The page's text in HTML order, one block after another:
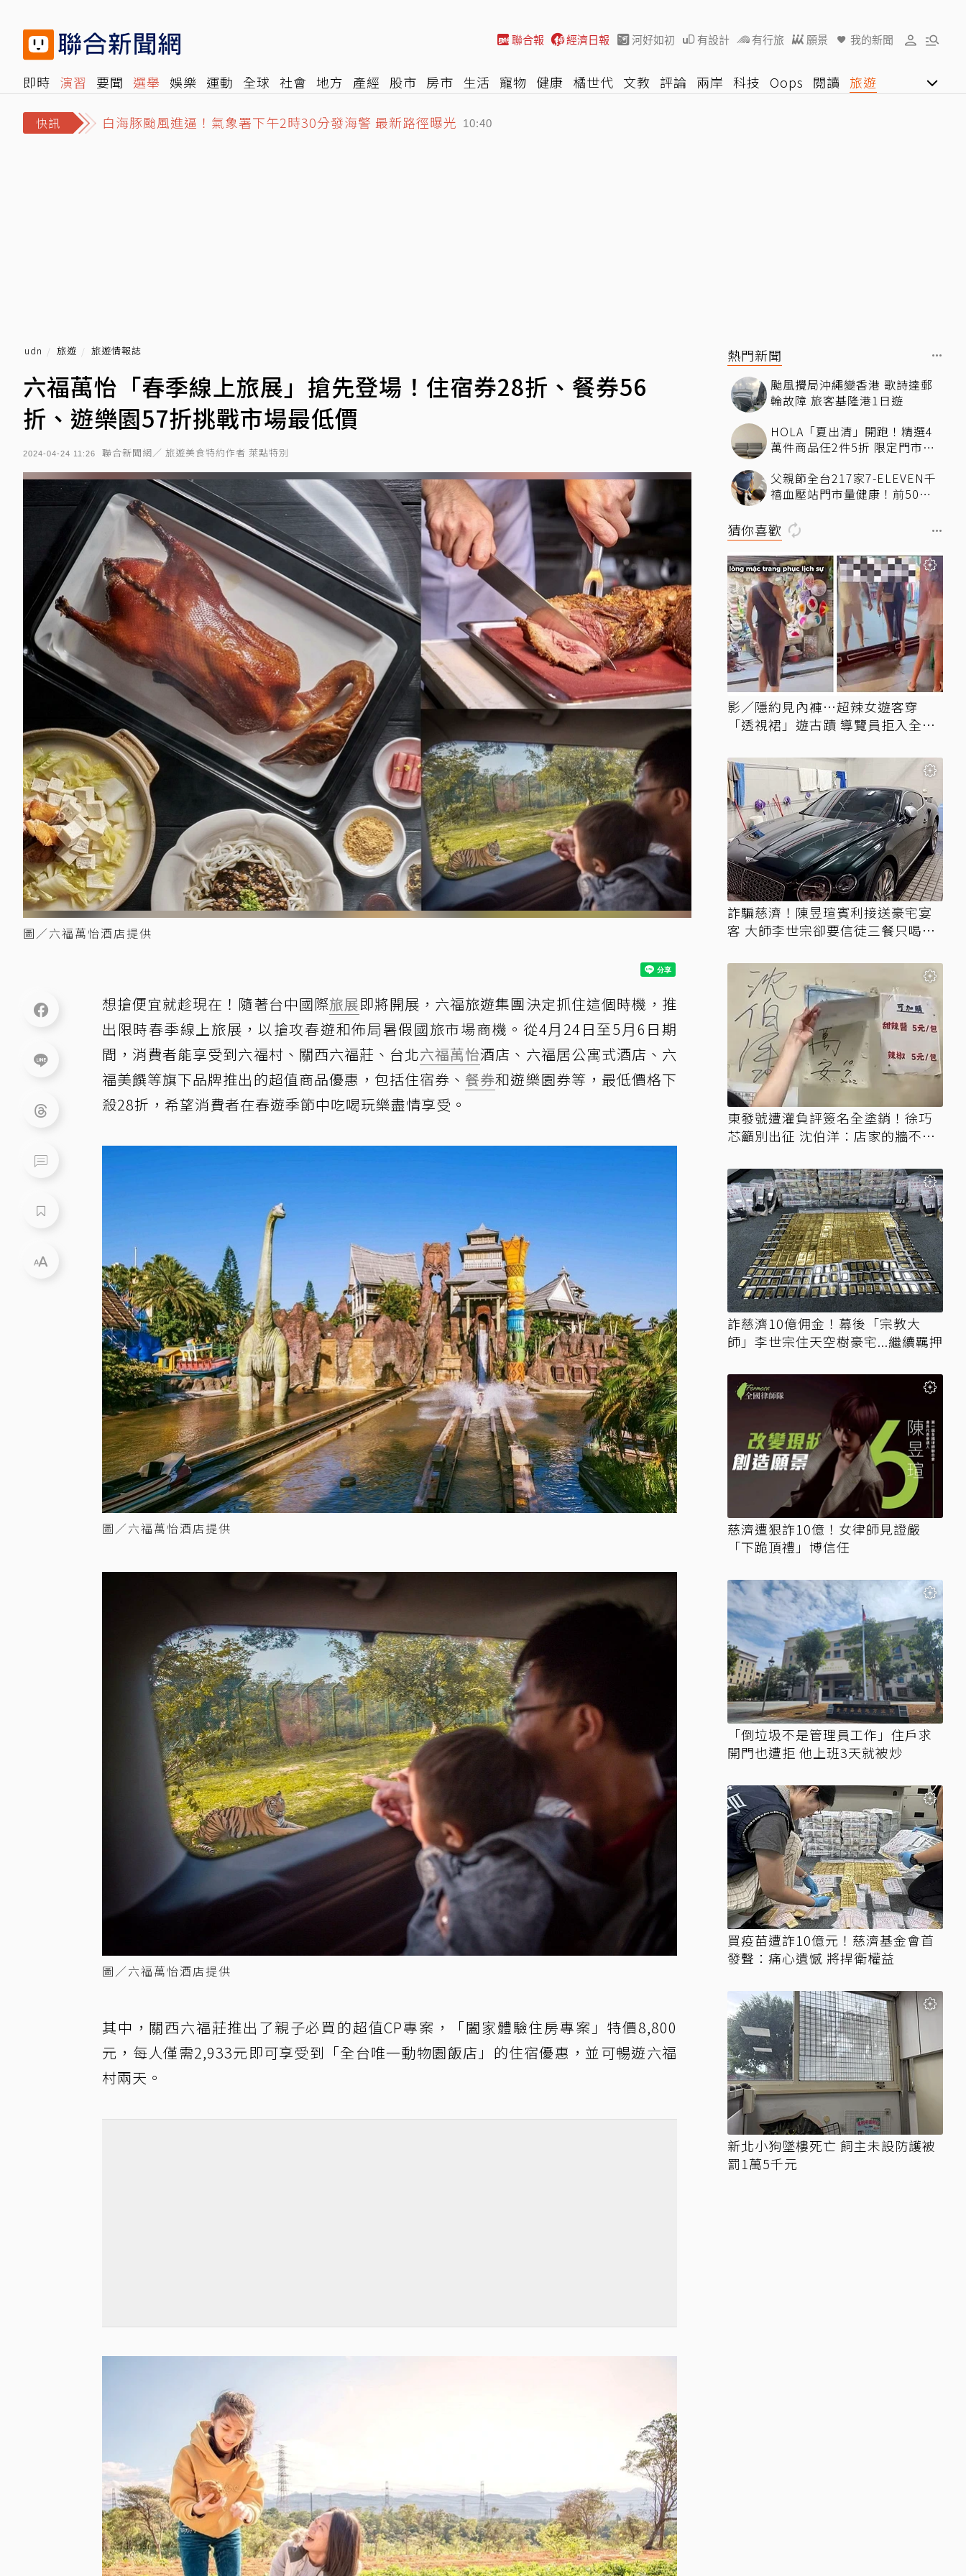
聯合報 經濟日報 河好如初 有設計 有行旅 願景 我的新聞
即時 演習 要聞 選舉 娛樂 運動 全球 社會 地方 產經 股市 房市 生活 寵物 健康 橘世代 文教 評論 兩岸 科技 Oops 閱讀 旅遊
快訊
白海豚颱風進逼！氣象署下午2時30分發海警 最新路徑曝光
NCC沒委員「滅團」危機影響民眾什麼？他買相機大卡關 3狀態一同受害
udn 旅遊 旅遊情報誌
六福萬怡「春季線上旅展」搶先登場！住宿券28折、餐券56
折、遊樂園57折挑戰市場最低價
2024-04-24 11:26 聯合新聞網／ 旅遊美食特約作者 萊點特別
圖／六福萬怡酒店提供
想搶便宜就趁現在！隨著台中國際旅展即將開展，六福旅遊集團決定抓住這個時機，推
出限時春季線上旅展，以搶攻春遊和佈局暑假國旅市場商機。從4月24日至5月6日期
間，消費者能享受到六福村、關西六福莊、台北六福萬怡酒店、六福居公寓式酒店、六
福美饌等旗下品牌推出的超值商品優惠，包括住宿券、 餐券和遊樂園券等，最低價格下
殺28折，希望消費者在春遊季節中吃喝玩樂盡情享受。
圖／六福萬怡酒店提供
圖／六福萬怡酒店提供
其中，關西六福莊推出了親子必買的超值CP專案，「闔家體驗住房專案」特價8,800
元，每人僅需2,933元即可享受到「全台唯一動物園飯店」的住宿優惠，並可暢遊六福
村兩天。
熱門新聞
颱風攪局沖繩變香港 歌詩達郵
輪故障 旅客基隆港1日遊
HOLA「夏出清」開跑！精選4
萬件商品任2件5折 限定門市絕
父親節全台217家7-ELEVEN千
禧血壓站門市量健康！前50名
猜你喜歡
影／隱約見內褲…超辣女遊客穿
「透視裙」遊古蹟 導覽員拒入全網
詐騙慈濟！陳昱瑄賓利接送豪宅宴
客 大師李世宗卻要信徒三餐只喝精
東發號遭灌負評簽名全塗銷！徐巧
芯籲別出征 沈伯洋：店家的牆不需
詐慈濟10億佣金！幕後「宗教大
師」李世宗住天空樹豪宅...繼續羈押
慈濟遭狠詐10億！女律師見證嚴
「下跪頂禮」博信任
「倒垃圾不是管理員工作」住戶求
開門也遭拒 他上班3天就被炒
買疫苗遭詐10億元！慈濟基金會首
發聲：痛心遺憾 將捍衛權益
新北小狗墜樓死亡 飼主未設防護被
罰1萬5千元